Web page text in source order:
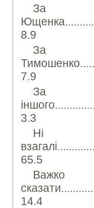
8.9
7.9
3.3
65.5
Важко
14.4